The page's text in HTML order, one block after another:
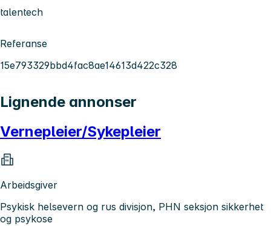
talentech
Referanse
15e793329bbd4fac8ae14613d422c328
Lignende annonser
Vernepleier/Sykepleier
Arbeidsgiver
Psykisk helsevern og rus divisjon, PHN seksjon sikkerhet
og psykose